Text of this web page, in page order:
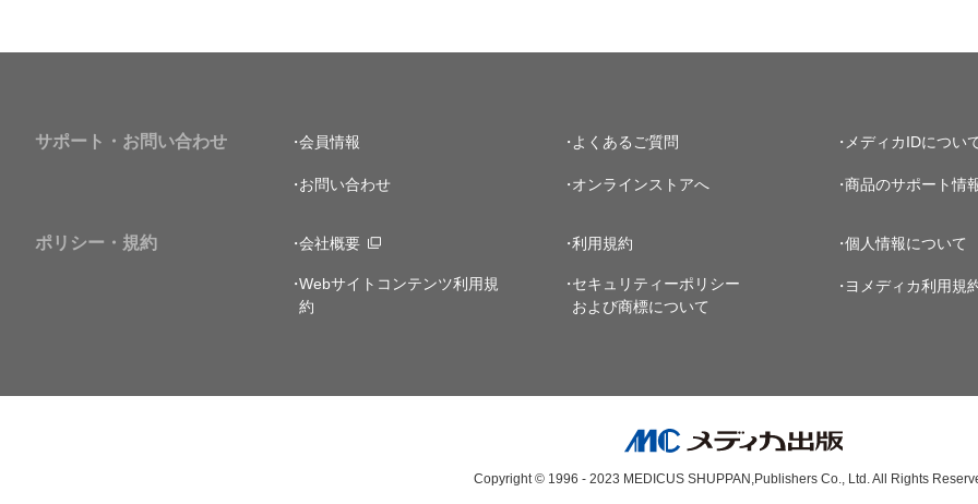
サポート・お問い合わせ 会員情報 よくあるご質問 メディカIDについ
お問い合わせ オンラインストアへ 商品のサポート情
ポリシー・規約 会社概要 利用規約 個人情報について
Webサイトコンテンツ利用規
約
セキュリティーポリシー
および商標について
ヨメディカ利用規
Copyright © 1996 - 2023 MEDICUS SHUPPAN,Publishers Co., Ltd. All Rights